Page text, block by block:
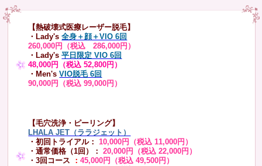
【熱破壊式医療レーザー脱毛】
・Lady's 全身＋顔＋VIO 6回
260,000円（税込 286,000円）
・Lady's平日限定 VIO 6回
48,000円（税込 52,800円）
・Men's VIO脱毛 6回
90,000円（税込 99,000円）
【毛穴洗浄・ピーリング】
LHALA JET（ララジェット）
・初回トライアル：10,000円（税込 11,000円）
・通常価格（1回）：
20,000円（税込 22,000円）
・3回コース ：45,000円（税込 49,500円）